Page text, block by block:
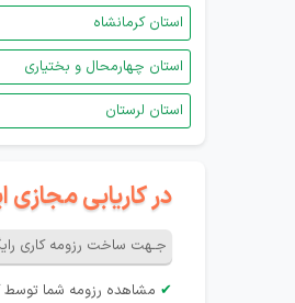
استان کرمانشاه
استان چهارمحال و بختیاری
استان لرستان
در کاریابی
جـهت ساخت رزومه کاری
✔ مشاهده رزومه شما توسط